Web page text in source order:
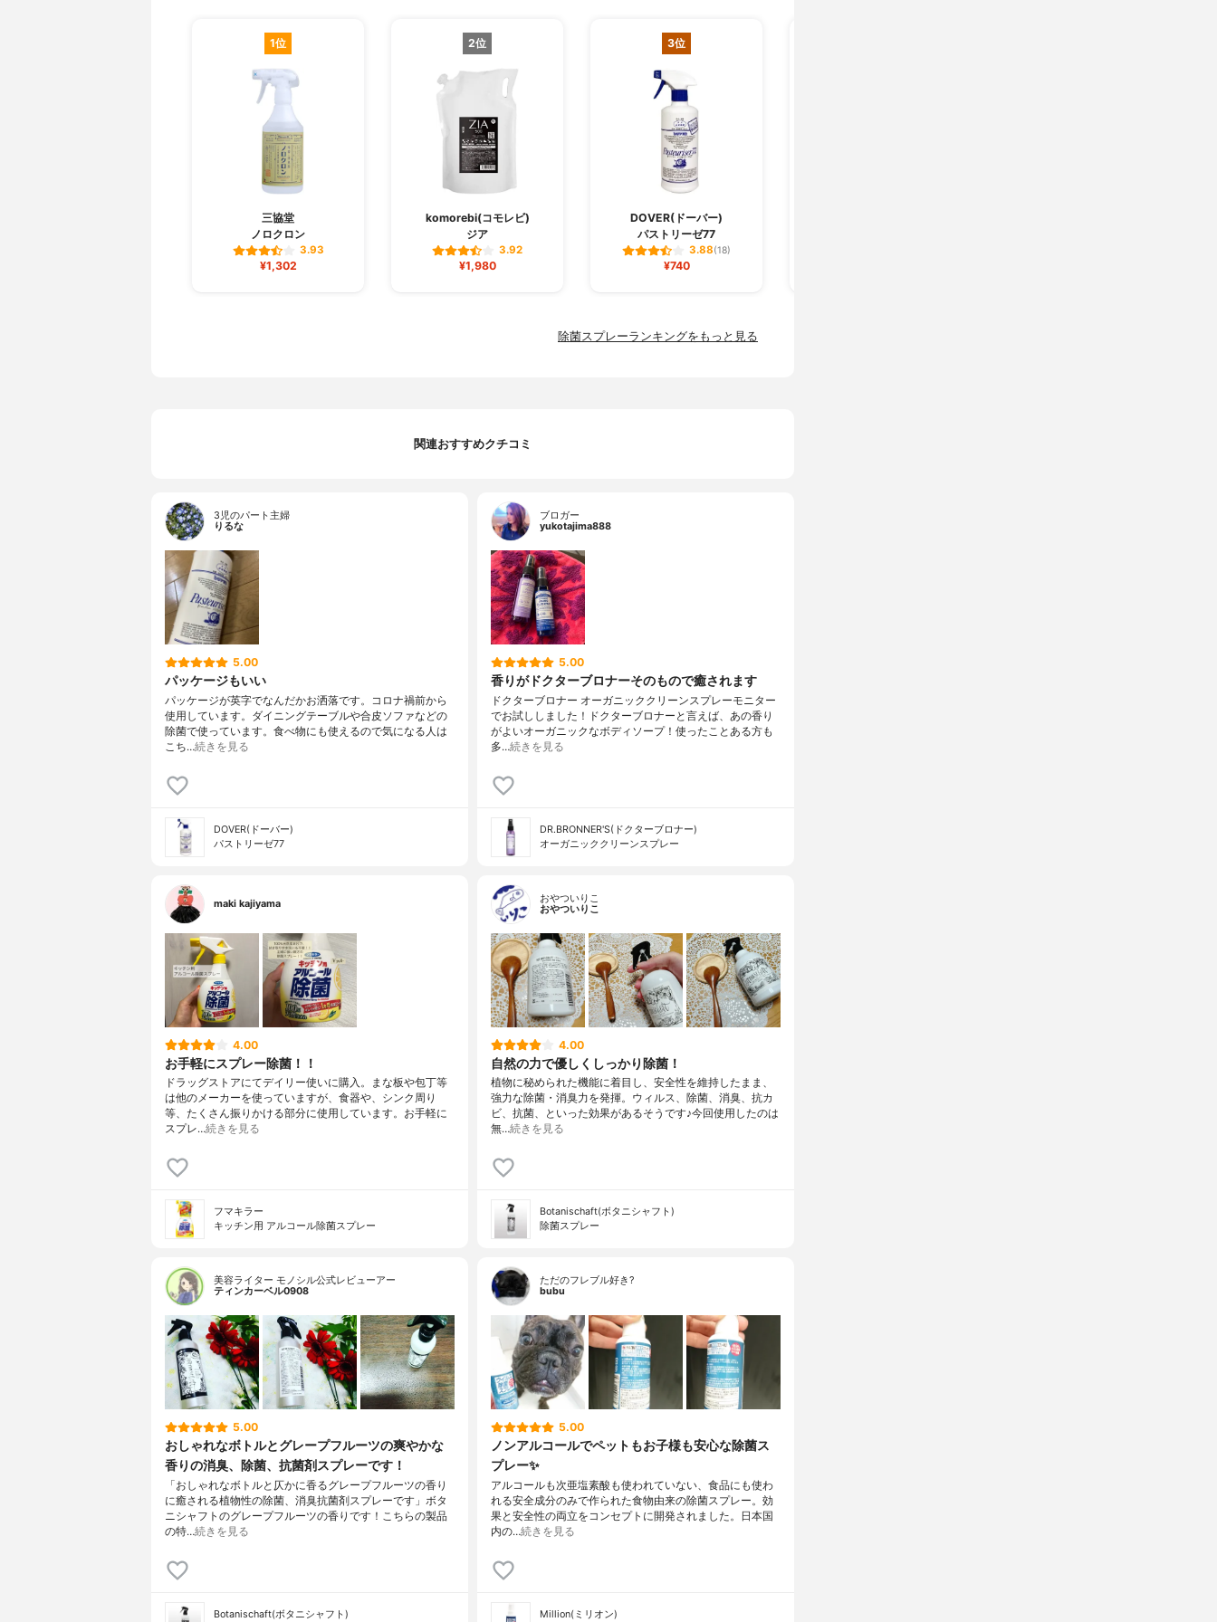
1位
三協堂
ノロクロン
3.93
¥1,302
2位
komorebi(コモレビ)
ジア
3.92
¥1,980
3位
DOVER(ドーバー)
パストリーゼ77
3.88(18)
¥740
除菌スプレーランキングをもっと見る
関連おすすめクチコミ
3児のパート主婦
りるな
5.00
パッケージもいい
パッケージが英字でなんだかお洒落です。コロナ禍前から
使用しています。ダイニングテーブルや合皮ソファなどの
除菌で使っています。食べ物にも使えるので気になる人は
こち…続きを見る
DOVER(ドーバー)
パストリーゼ77
ブロガー
yukotajima888
5.00
香りがドクターブロナーそのもので癒されます
ドクターブロナー オーガニッククリーンスプレーモニター
でお試ししました！ドクターブロナーと言えば、あの香り
がよいオーガニックなボディソープ！使ったことある方も
多…続きを見る
DR.BRONNER'S(ドクターブロナー)
オーガニッククリーンスプレー
maki kajiyama
4.00
お手軽にスプレー除菌！！
ドラッグストアにてデイリー使いに購入。まな板や包丁等
は他のメーカーを使っていますが、食器や、シンク周り
等、たくさん振りかける部分に使用しています。お手軽に
スプレ…続きを見る
フマキラー
キッチン用 アルコール除菌スプレー
おやついりこ
おやついりこ
4.00
自然の力で優しくしっかり除菌！
植物に秘められた機能に着目し、安全性を維持したまま、
強力な除菌・消臭力を発揮。ウィルス、除菌、消臭、抗カ
ビ、抗菌、といった効果があるそうです♪今回使用したのは
無…続きを見る
Botanischaft(ボタニシャフト)
除菌スプレー
美容ライター モノシル公式レビューアー
ティンカーベル0908
5.00
おしゃれなボトルとグレープフルーツの爽やかな
香りの消臭、除菌、抗菌剤スプレーです！
「おしゃれなボトルと仄かに香るグレープフルーツの香り
に癒される植物性の除菌、消臭抗菌剤スプレーです」ボタ
ニシャフトのグレープフルーツの香りです！こちらの製品
の特…続きを見る
Botanischaft(ボタニシャフト)
ただのフレブル好き?
bubu
5.00
ノンアルコールでペットもお子様も安心な除菌ス
プレー✨
アルコールも次亜塩素酸も使われていない、食品にも使わ
れる安全成分のみで作られた食物由来の除菌スプレー。効
果と安全性の両立をコンセプトに開発されました。日本国
内の…続きを見る
Million(ミリオン)